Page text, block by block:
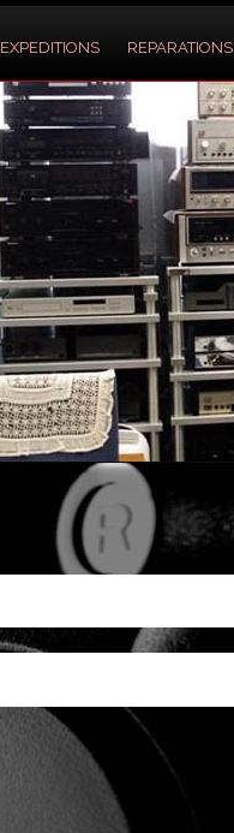
EXPEDITIONS REPARATIONS